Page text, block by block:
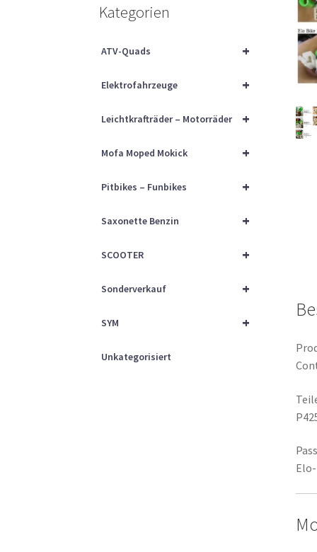
Kategorien
+
ATV-Quads
+
Elektrofahrzeuge
+
Leichtkrafträder – Motorräder
+
Mofa Moped Mokick
+
Pitbikes – Funbikes
+
Saxonette Benzin
+
SCOOTER
+
Sonderverkauf
+
SYM
Unkategorisiert